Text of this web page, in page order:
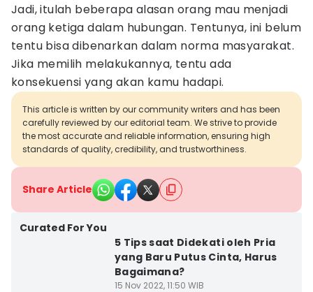
Jadi, itulah beberapa alasan orang mau menjadi
orang ketiga dalam hubungan. Tentunya, ini belum
tentu bisa dibenarkan dalam norma masyarakat.
Jika memilih melakukannya, tentu ada
konsekuensi yang akan kamu hadapi.
This article is written by our community writers and has been
carefully reviewed by our editorial team. We strive to provide
the most accurate and reliable information, ensuring high
standards of quality, credibility, and trustworthiness.
Share Article
Curated For You
5 Tips saat Didekati oleh Pria
yang Baru Putus Cinta, Harus
Bagaimana?
15 Nov 2022, 11:50 WIB